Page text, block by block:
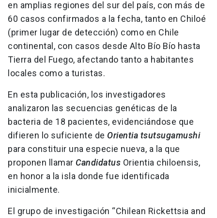
en amplias regiones del sur del país, con más de
60 casos confirmados a la fecha, tanto en Chiloé
(primer lugar de detección) como en Chile
continental, con casos desde Alto Bío Bío hasta
Tierra del Fuego, afectando tanto a habitantes
locales como a turistas.
En esta publicación, los investigadores
analizaron las secuencias genéticas de la
bacteria de 18 pacientes, evidenciándose que
difieren lo suficiente de Orientia tsutsugamushi
para constituir una especie nueva, a la que
proponen llamar Candidatus Orientia chiloensis,
en honor a la isla donde fue identificada
inicialmente.
El grupo de investigación “Chilean Rickettsia and